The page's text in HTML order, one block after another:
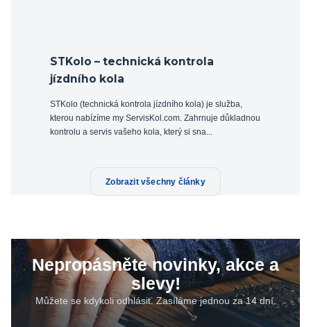
STKolo – technická kontrola
jízdního kola
STKolo (technická kontrola jízdního kola) je služba,
kterou nabízíme my ServisKol.com. Zahrnuje důkladnou
kontrolu a servis vašeho kola, který si sna...
Zobrazit všechny články
Nepropásněte novinky, akce a
slevy!
Můžete se kdykoli odhlásit. Zasíláme jednou za 14 dní.